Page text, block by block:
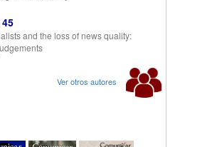
and the loss of news quality:
Ver otros autores